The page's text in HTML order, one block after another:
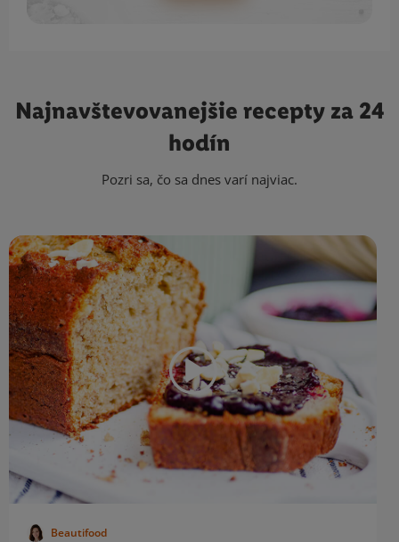
Najnavštevovanejšie recepty za 24
hodín
Pozri sa, čo sa dnes varí najviac.
Beautifood